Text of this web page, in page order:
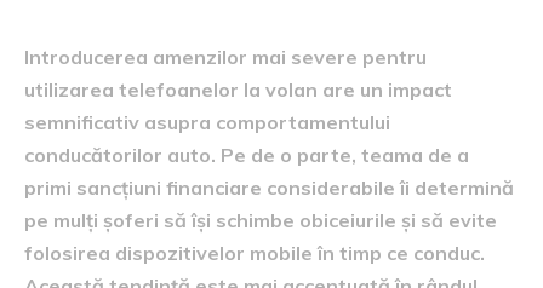
Introducerea amenzilor mai severe pentru
utilizarea telefoanelor la volan are un impact
semnificativ asupra comportamentului
conducătorilor auto. Pe de o parte, teama de a
primi sancțiuni financiare considerabile îi determină
pe mulți șoferi să își schimbe obiceiurile și să evite
folosirea dispozitivelor mobile în timp ce conduc.